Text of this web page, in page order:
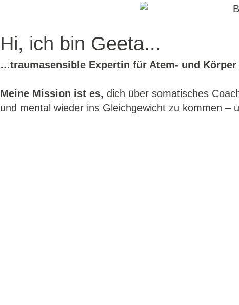
Hi, ich bin Geeta...
…traumasensible Expertin für Atem- und
Meine Mission ist es, dich über somatisches
und mental wieder ins Gleichgewicht zu kommen –